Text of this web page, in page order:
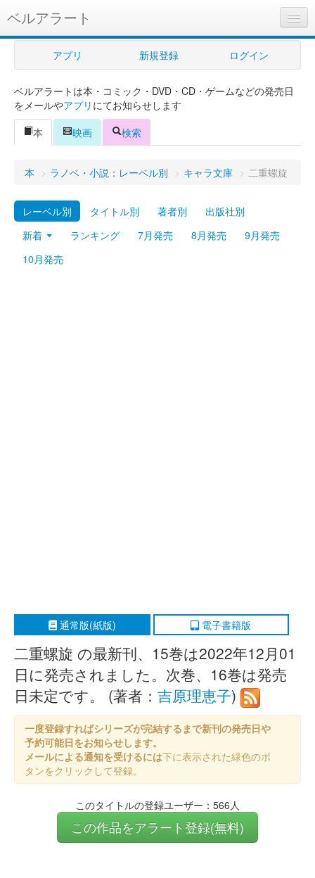
ベルアラート
ベルアラートとは
ヘルプ
新規登録
ログイン
Myシェルフ
プレミアム
アプリ 新規登録 ログイン
ベルアラートは本・コミック・DVD・CD・ゲームなどの発売日
をメールやアプリ にてお知らせします
本
映画 検索
本 > ラノベ・小説：レーベル別 > キャラ文庫 > 二重螺旋
レーベル別 タイトル別 著者別
出版社別
新着
ランキング 7月発売 8月発売
9月発売
10月発売
通常版(紙版) 電子書籍版
二重螺旋 の最新刊、15巻は2022年12月01
日に発売されました。次巻、16巻は発売
日未定です。 (著者： 吉原理恵子)
一度登録すればシリーズが完結するまで新刊の発売日や
予約可能日をお知らせします。
メールによる通知を受けるには下に表示された緑色のボ
タンをクリックして登録。
このタイトルの登録ユーザー：566人
この作品をアラート登録(無料)